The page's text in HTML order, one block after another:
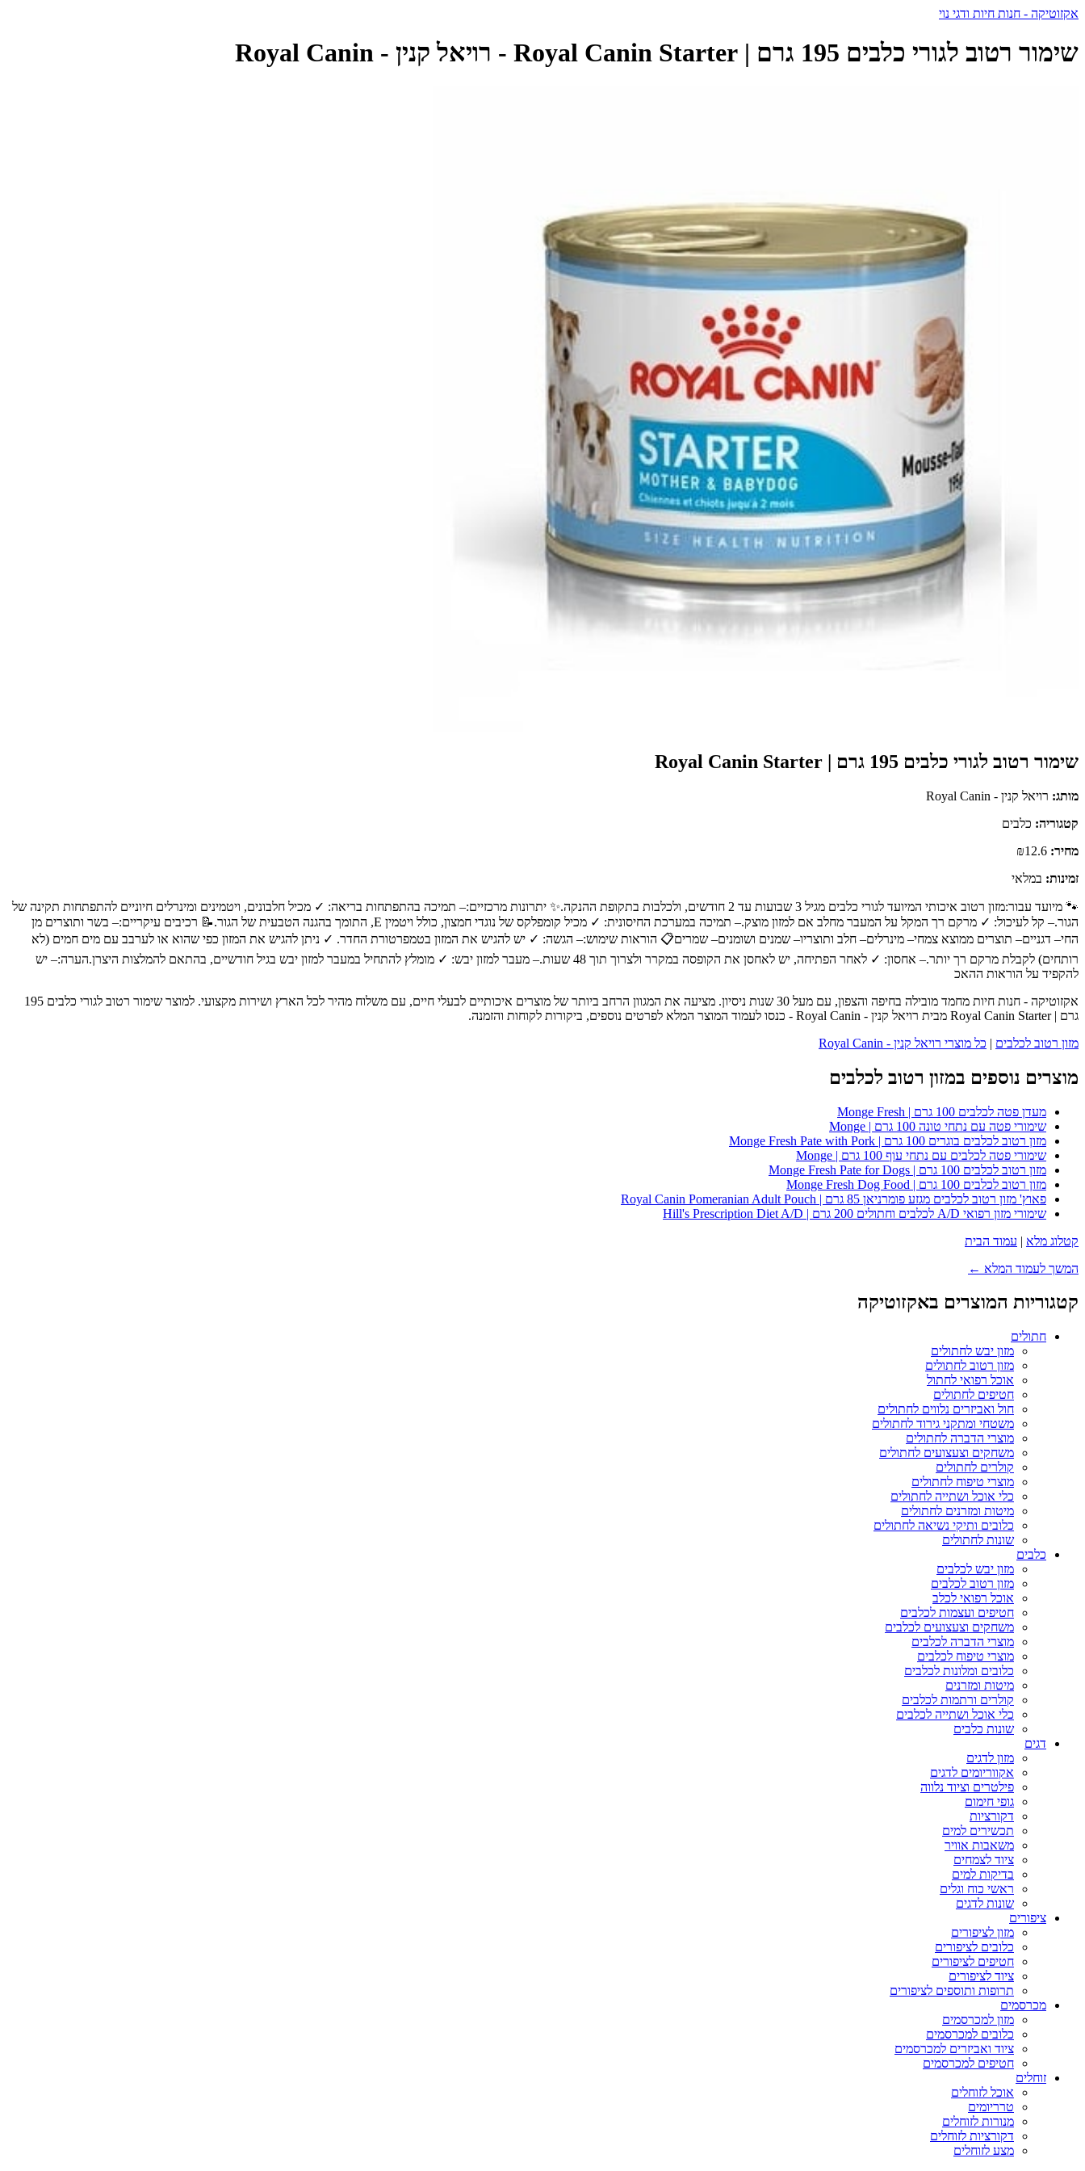
אקזוטיקה - חנות חיות ודגי נוי
שימור רטוב לגורי כלבים 195 גרם | Royal Canin Starter - רויאל קנין - Royal Canin
שימור רטוב לגורי כלבים 195 גרם | Royal Canin Starter
מותג: רויאל קנין - Royal Canin
קטגוריה: כלבים
מחיר:
זמינות: במלאי
🐾 מיועד עבור:מזון רטוב איכותי המיועד לגורי כלבים מגיל 3 שבועות עד 2 חודשים, ולכלבות בתקופת ההנקה.✨ יתרונות מרכזיים:– תמיכה בהתפתחות בריאה: ✓ מכיל חלבונים, ויטמינים ומינרלים חיוניים להתפתחות תקינה של
הגור.– קל לעיכול: ✓ מרקם רך המקל על המעבר מחלב אם למזון מוצק.– תמיכה במערכת החיסונית: ✓ מכיל קומפלקס של נוגדי חמצון, כולל ויטמין E, התומך בהגנה הטבעית של הגור.📝 רכיבים עיקריים:– בשר ותוצרים מן
החי– דגניים– תוצרים ממוצא צמחי– מינרלים– חלב ותוצריו– שמנים ושומנים– שמרים📋 הוראות שימוש:– הגשה: ✓ יש להגיש את המזון בטמפרטורת החדר. ✓ ניתן להגיש את המזון כפי שהוא או לערבב עם מים חמים (לא
רותחים) לקבלת מרקם רך יותר.– אחסון: ✓ לאחר הפתיחה, יש לאחסן את הקופסה במקרר ולצרוך תוך 48 שעות.– מעבר למזון יבש: ✓ מומלץ להתחיל במעבר למזון יבש בגיל חודשיים, בהתאם להמלצות היצרן.הערה:– יש
להקפיד על הוראות ההאכ
אקזוטיקה - חנות חיות מחמד מובילה בחיפה והצפון, עם מעל 30 שנות ניסיון. מציעה את המגוון הרחב ביותר של מוצרים איכותיים לבעלי חיים, עם משלוח מהיר לכל הארץ ושירות מקצועי. למוצר שימור רטוב לגורי כלבים 195
גרם | Royal Canin Starter מבית רויאל קנין - Royal Canin - כנסו לעמוד המוצר המלא לפרטים נוספים, ביקורות לקוחות והזמנה.
מזון רטוב לכלבים | כל מוצרי רויאל קנין - Royal Canin
מוצרים נוספים במזון רטוב לכלבים
מעדן פטה לכלבים 100 גרם | Monge Fresh
שימורי פטה עם נתחי טונה 100 גרם | Monge
מזון רטוב לכלבים בוגרים 100 גרם | Monge Fresh Pate with Pork
שימורי פטה לכלבים עם נתחי עוף 100 גרם | Monge
מזון רטוב לכלבים 100 גרם | Monge Fresh Pate for Dogs
מזון רטוב לכלבים 100 גרם | Monge Fresh Dog Food
פאוץ' מזון רטוב לכלבים מגזע פומרניאן 85 גרם | Royal Canin Pomeranian Adult Pouch
שימורי מזון רפואי A/D לכלבים וחתולים 200 גרם | Hill's Prescription Diet A/D
קטלוג מלא | עמוד הבית
המשך לעמוד המלא ←
קטגוריות המוצרים באקזוטיקה
חתולים
מזון יבש לחתולים
מזון רטוב לחתולים
אוכל רפואי לחתול
חטיפים לחתולים
חול ואביזרים נלווים לחתולים
משטחי ומתקני גירוד לחתולים
מוצרי הדברה לחתולים
משחקים וצעצועים לחתולים
קולרים לחתולים
מוצרי טיפוח לחתולים
כלי אוכל ושתייה לחתולים
מיטות ומזרנים לחתולים
כלובים ותיקי נשיאה לחתולים
שונות לחתולים
כלבים
מזון יבש לכלבים
מזון רטוב לכלבים
אוכל רפואי לכלב
חטיפים ועצמות לכלבים
משחקים וצעצועים לכלבים
מוצרי הדברה לכלבים
מוצרי טיפוח לכלבים
כלובים ומלונות לכלבים
מיטות ומזרנים
קולרים ורתמות לכלבים
כלי אוכל ושתייה לכלבים
שונות כלבים
דגים
מזון לדגים
אקווריומים לדגים
פילטרים וציוד נלווה
גופי חימום
דקורציות
תכשירים למים
משאבות אוויר
ציוד לצמחים
בדיקות למים
ראשי כוח וגלים
שונות לדגים
ציפורים
מזון לציפורים
כלובים לציפורים
חטיפים לציפורים
ציוד לציפורים
תרופות ותוספים לציפורים
מכרסמים
מזון למכרסמים
כלובים למכרסמים
ציוד ואביזרים למכרסמים
חטיפים למכרסמים
זוחלים
אוכל לזוחלים
טרריומים
מנורות לזוחלים
דקורציות לזוחלים
מצע לזוחלים